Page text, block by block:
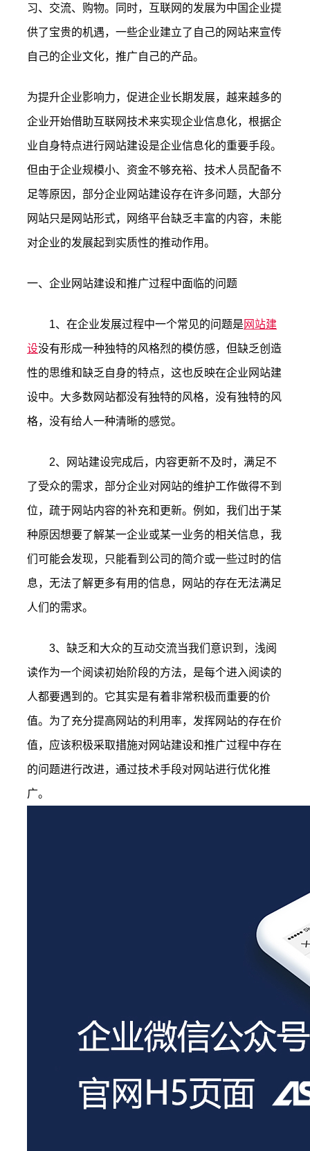
习、交流、购物。同时，互联网的发展为中国企业提
供了宝贵的机遇，一些企业建立了自己的网站来宣传
自己的企业文化，推广自己的产品。
为提升企业影响力，促进企业长期发展，越来越多的
企业开始借助互联网技术来实现企业信息化，根据企
业自身特点进行网站建设是企业信息化的重要手段。
但由于企业规模小、资金不够充裕、技术人员配备不
足等原因，部分企业网站建设存在许多问题，大部分
网站只是网站形式，网络平台缺乏丰富的内容，未能
对企业的发展起到实质性的推动作用。
一、企业网站建设和推广过程中面临的问题
1、在企业发展过程中一个常见的问题是 网站建
设没有形成一种独特的风格烈的模仿感，但缺乏创造
性的思维和缺乏自身的特点，这也反映在企业网站建
设中。大多数网站都没有独特的风格，没有独特的风
格，没有给人一种清晰的感觉。
2、网站建设完成后，内容更新不及时，满足不
了受众的需求，部分企业对网站的维护工作做得不到
位，疏于网站内容的补充和更新。例如，我们出于某
种原因想要了解某一企业或某一业务的相关信息，我
们可能会发现，只能看到公司的简介或一些过时的信
息，无法了解更多有用的信息，网站的存在无法满足
人们的需求。
3、缺乏和大众的互动交流当我们意识到，浅阅
读作为一个阅读初始阶段的方法，是每个进入阅读的
人都要遇到的。它其实是有着非常积极而重要的价
值。为了充分提高网站的利用率，发挥网站的存在价
值，应该积极采取措施对网站建设和推广过程中存在
的问题进行改进，通过技术手段对网站进行优化推
广。